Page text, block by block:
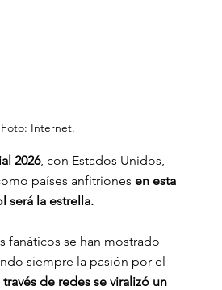
Foto: Internet.
2026, con Estados Unidos,
países anfitriones en esta
será la estrella.
fanáticos se han mostrado
siempre la pasión por el
través de redes se viralizó un